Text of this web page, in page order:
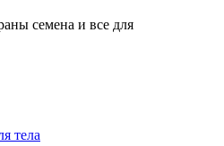
семена и все для
тела